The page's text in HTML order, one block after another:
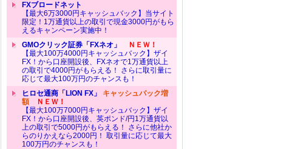
FXブロードネット
【最大6万3000円キャッシュバック】当サイト
限定！1万通貨以上の取引で現金3000円がもら
えるキャンペーン実施中！
GMOクリック証券「FXネオ」
ＮＥＷ！
【最大100万4000円キャッシュバック】ザイ
FX！から口座開設後、FXネオで1万通貨以上
の取引で4000円がもらえる！ さらに取引量に
応じて最大100万円のチャンスも！
ヒロセ通商「LION FX」 キャッシュバック増
額ＮＥＷ！
【最大100万7000円キャッシュバック】ザイ
FX！から口座開設後、英ポンド/円1万通貨以
上の取引で5000円がもらえる！ さらに他社か
らのりかえなら2000円！ 取引量に応じて最大
100万円のチャンスも！